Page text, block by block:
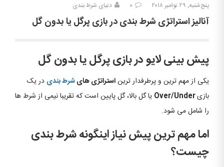
پنج‌شنبه, ۲۹ نوامبر ۲۰۱۸
۰ دنیای شرط بندی
آنالیز استراتژی شرط بندی در بازی پرگل یا بدون گل
پیش بینی لایو در بازی پرگل یا بدون گل
یکی از مهم ترین و پرطرفدار تریناستراتژی هایشرط بندی در یک
بازی
یا گل بالا، گل پایین است که تقریبا نیمی از شرط ها
را شامل می شود.
اما مهم ترین پیش نیاز اینگونه شرط بندی
چیست؟